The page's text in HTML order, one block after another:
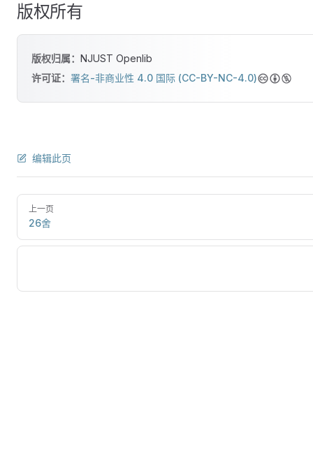
版权所有
版权归属： NJUST Openlib
许可证： 署名-非商业性 4.0 国际 (CC-BY-NC-4.0)
编辑此页
上一页
26舍